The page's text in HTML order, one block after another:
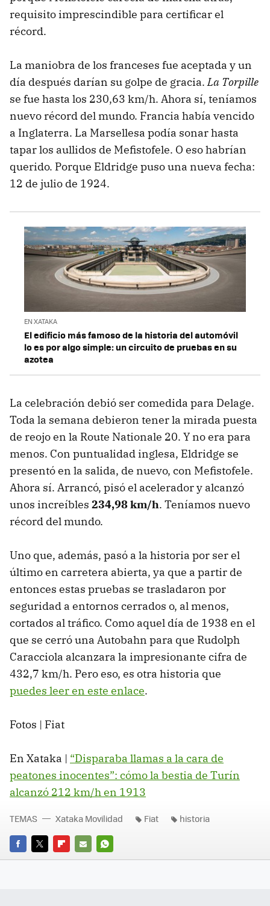
requisito imprescindible para certificar el
récord.
La maniobra de los franceses fue aceptada y un
día después darían su golpe de gracia.La Torpille
se fue hasta los 230,63 km/h. Ahora sí, teníamos
nuevo récord del mundo. Francia había vencido
a Inglaterra. La Marsellesa podía sonar hasta
tapar los aullidos de Mefistofele. O eso habrían
querido. Porque Eldridge puso una nueva fecha:
12 de julio de 1924.
EN XATAKA
El edificio más famoso de la historia del automóvil
lo es por algo simple: un circuito de pruebas en su
azotea
La celebración debió ser comedida para Delage.
Toda la semana debieron tener la mirada puesta
de reojo en la Route Nationale 20. Y no era para
menos. Con puntualidad inglesa, Eldridge se
presentó en la salida, de nuevo, con Mefistofele.
Ahora sí. Arrancó, pisó el acelerador y alcanzó
unos increíbles 234,98 km/h. Teníamos nuevo
récord del mundo.
Uno que, además, pasó a la historia por ser el
último en carretera abierta, ya que a partir de
entonces estas pruebas se trasladaron por
seguridad a entornos cerrados o, al menos,
cortados al tráfico. Como aquel día de 1938 en el
que se cerró una Autobahn para que Rudolph
Caracciola alcanzara la impresionante cifra de
432,7 km/h. Pero eso, es otra historia que
puedes leer en este enlace.
Fotos | Fiat
En Xataka | “Disparaba llamas a la cara de
peatones inocentes”: cómo la bestia de Turín
alcanzó 212 km/h en 1913
FACEBOOK
TWITTERFLIPBOARD
E-
WHATSAPP
TEMAS Xataka Movilidad Fiat historia